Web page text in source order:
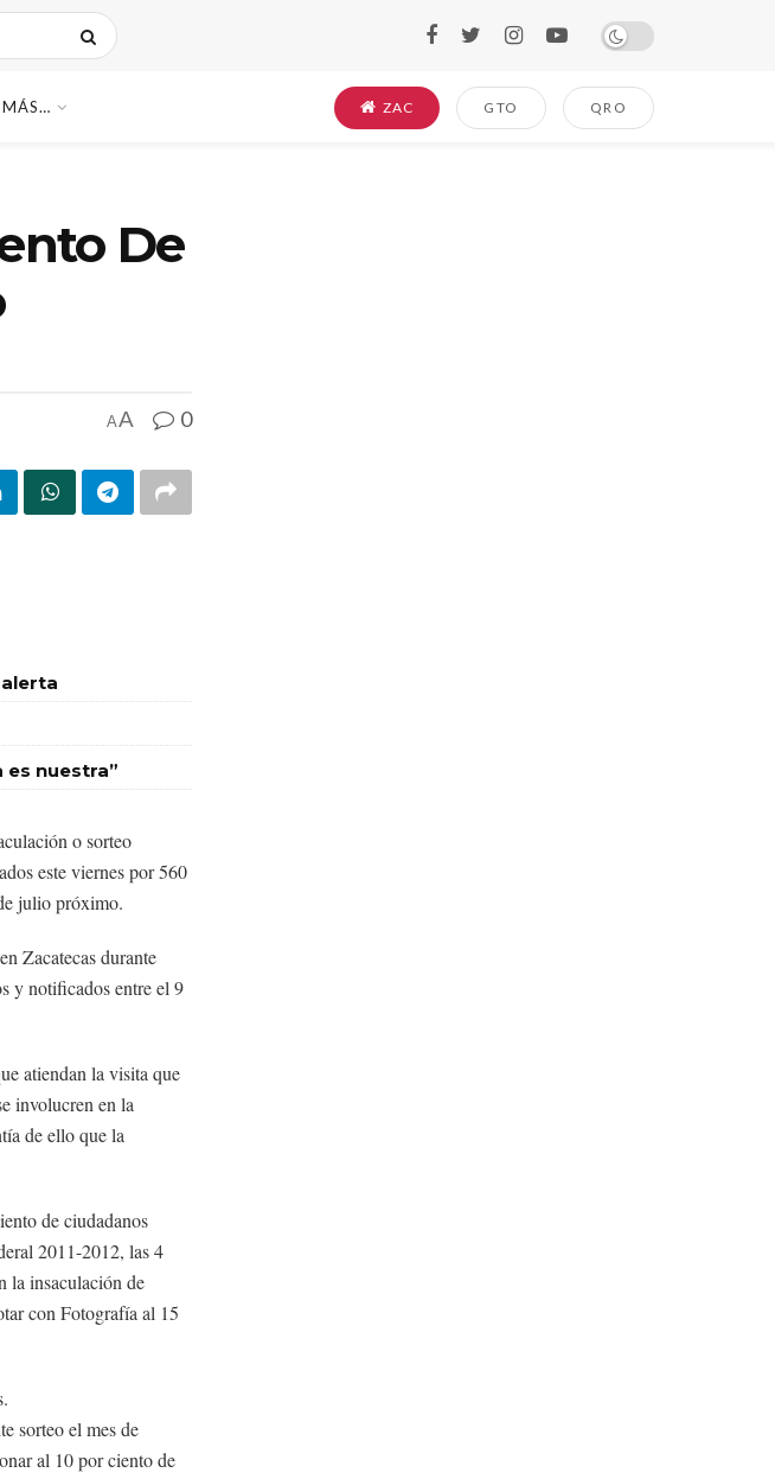
MÁS… ZAC GTO QRO
De
AA 0
es nuestra”
o sorteo
este viernes por 560
julio próximo.
Zacatecas durante
y notificados entre el 9
atiendan la visita que
involucren en la
de ello que la
de ciudadanos
2011-2012, las 4
la insaculación de
con Fotografía al 15
sorteo el mes de
al 10 por ciento de